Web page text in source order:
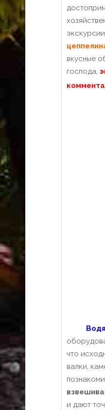
вкусные
господа,
что
валки,
и дают